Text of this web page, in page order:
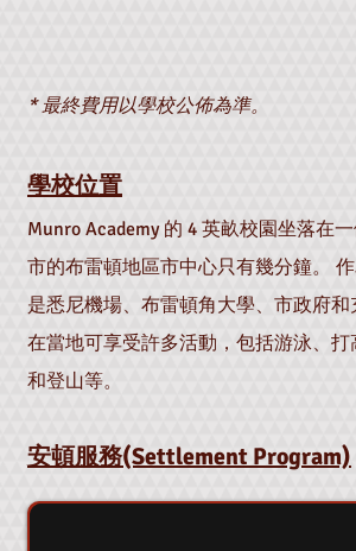
* 最終費用以學校公佈為準。
學校位置
Munro Academy 的 4 英畝校園坐落在
市的布雷頓地區市中心只有幾分鐘。
是悉尼機場、布雷頓角大學、市政府
在當地可享受許多活動，包括游泳、
和登山等。
安頓服務(Settlement Program)